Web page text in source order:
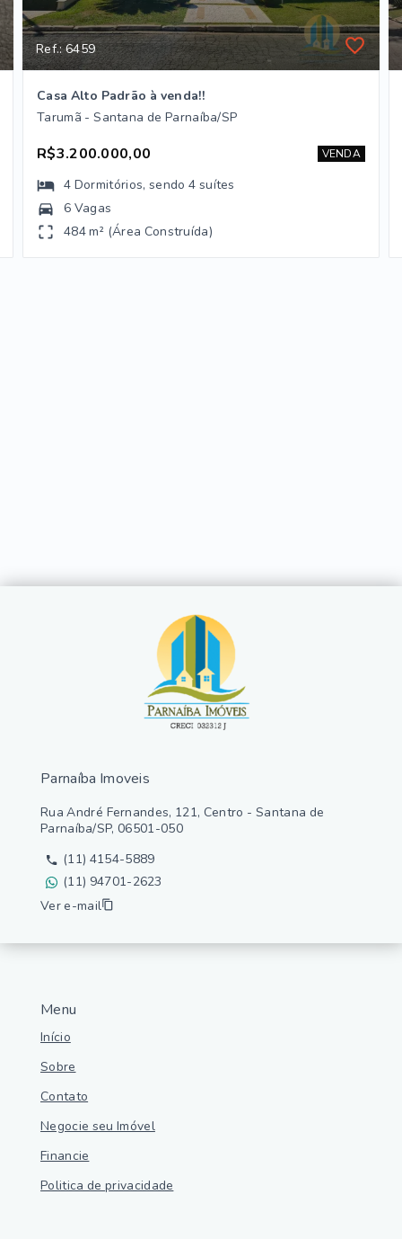
Ref.: 6459
Casa Alto Padrão à venda!!
Tarumã - Santana de Parnaíba/SP
R$3.200.000,00 VENDA
4 Dormitórios, sendo4 suítes
6 Vagas
484 m² (Área Construída)
Menu
Início
Sobre
Contato
Negocie seu Imóvel
Financie
Politica de privacidade
Parnaíba Imoveis
Rua André Fernandes, 121, Centro - Santana de
Parnaíba/SP, 06501-050
(11) 4154-5889
(11) 94701-2623
Ver e-mail